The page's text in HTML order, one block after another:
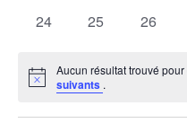
0
24
0
25
0
26
Notice
Aucun résultat trouvé
suivants .